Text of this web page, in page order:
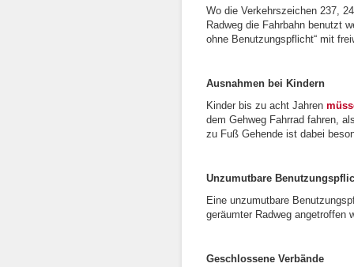
Wo die Verkehrszeichen 237,
Radweg die Fahrbahn benutzt
ohne Benutzungspflicht“ mit
Ausnahmen bei Kindern
Kinder bis zu acht Jahren
dem Gehweg Fahrrad fahren,
zu Fuß Gehende ist dabei
Unzumutbare
Eine unzumutbare
geräumter Radweg angetroffen
Geschlossene Verbände